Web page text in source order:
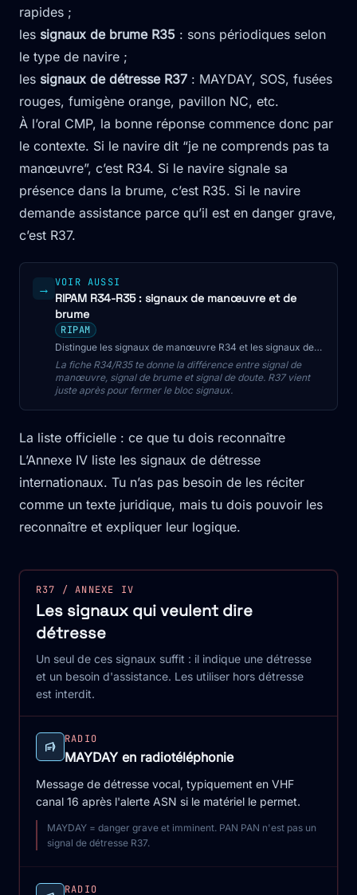
rapides ;
les signaux de brume R35 : sons périodiques selon
le type de navire ;
les signaux de détresse R37 : MAYDAY, SOS, fusées
rouges, fumigène orange, pavillon NC, etc.
À l’oral CMP, la bonne réponse commence donc par
le contexte. Si le navire dit “je ne comprends pas ta
manœuvre”, c’est R34. Si le navire signale sa
présence dans la brume, c’est R35. Si le navire
demande assistance parce qu’il est en danger grave,
c’est R37.
→ VOIR AUSSI
RIPAM R34-R35 : signaux de manœuvre et de
brume
RIPAM
Distingue les signaux de manœuvre R34 et les signaux de
brume R35 : sons brefs, sons prolongés, doute,
dépassement en chenal et pièges CMP.
La fiche R34/R35 te donne la différence entre signal de
manœuvre, signal de brume et signal de doute. R37 vient
juste après pour fermer le bloc signaux.
La liste officielle : ce que tu dois reconnaître
L’Annexe IV liste les signaux de détresse
internationaux. Tu n’as pas besoin de les réciter
comme un texte juridique, mais tu dois pouvoir les
reconnaître et expliquer leur logique.
R37 / ANNEXE IV
Les signaux qui veulent dire
détresse
Un seul de ces signaux suffit : il indique une détresse
et un besoin d'assistance. Les utiliser hors détresse
est interdit.
RADIO
MAYDAY en radiotéléphonie
Message de détresse vocal, typiquement en VHF
canal 16 après l'alerte ASN si le matériel le permet.
MAYDAY = danger grave et imminent. PAN PAN n'est pas un
signal de détresse R37.
RADIO